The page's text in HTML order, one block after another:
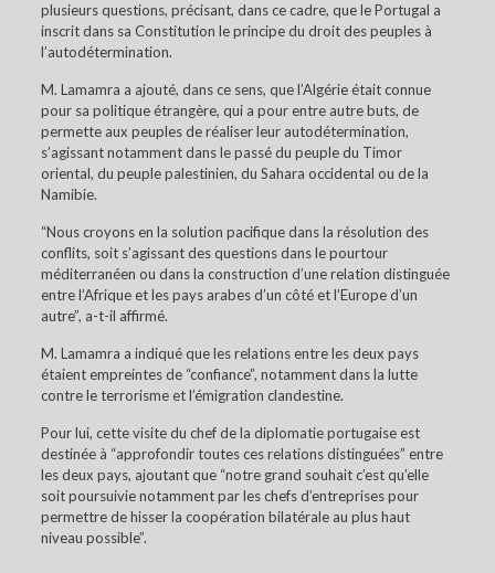
plusieurs questions, précisant, dans ce cadre, que le Portugal a
inscrit dans sa Constitution le principe du droit des peuples à
l’autodétermination.
M. Lamamra a ajouté, dans ce sens, que l’Algérie était connue
pour sa politique étrangère, qui a pour entre autre buts, de
permette aux peuples de réaliser leur autodétermination,
s’agissant notamment dans le passé du peuple du Timor
oriental, du peuple palestinien, du Sahara occidental ou de la
Namibie.
“Nous croyons en la solution pacifique dans la résolution des
conflits, soit s’agissant des questions dans le pourtour
méditerranéen ou dans la construction d’une relation distinguée
entre l’Afrique et les pays arabes d’un côté et l’Europe d’un
autre”, a-t-il affirmé.
M. Lamamra a indiqué que les relations entre les deux pays
étaient empreintes de “confiance”, notamment dans la lutte
contre le terrorisme et l’émigration clandestine.
Pour lui, cette visite du chef de la diplomatie portugaise est
destinée à “approfondir toutes ces relations distinguées” entre
les deux pays, ajoutant que “notre grand souhait c’est qu’elle
soit poursuivie notamment par les chefs d’entreprises pour
permettre de hisser la coopération bilatérale au plus haut
niveau possible”.